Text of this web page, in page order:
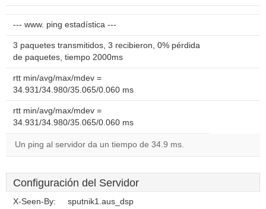
--- www. ping estadística ---
3 paquetes transmitidos, 3 recibieron, 0% pérdida
de paquetes, tiempo 2000ms
rtt min/avg/max/mdev =
34.931/34.980/35.065/0.060 ms
rtt min/avg/max/mdev =
34.931/34.980/35.065/0.060 ms
Un ping al servidor da un tiempo de 34.9 ms.
Configuración del Servidor
X-Seen-By: sputnik1.aus_dsp